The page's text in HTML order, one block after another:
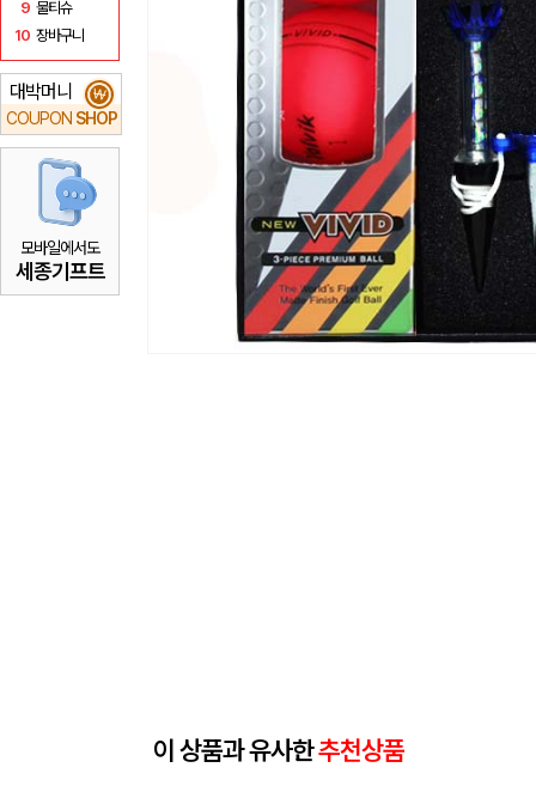
9 물티슈
10 장바구니
대박머니
COUPON SHOP
₩
모바일에서도
세종기프트
이 상품과 유사한추천상품